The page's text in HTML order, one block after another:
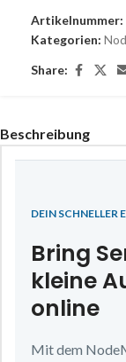
Artikelnummer:
Kategorien:
Share:
Beschreibung
DEIN SCHNELLER
Bring
kleine
online
Mit dem